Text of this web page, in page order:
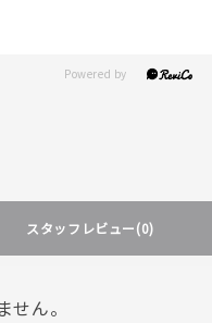
スタッフレビュー(0)
せん。